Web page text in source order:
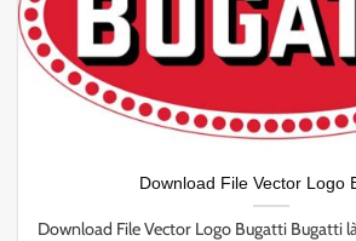
Download File Vector Logo
Download File Vector Logo Bugatti Bugatti